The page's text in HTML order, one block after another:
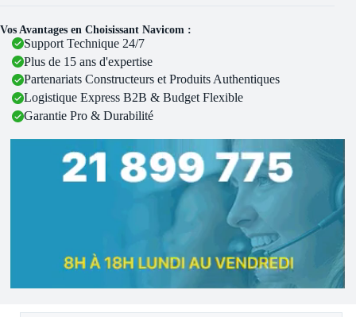
Vos Avantages en Choisissant Navicom :
Support Technique 24/7
Plus de 15 ans d'expertise
Partenariats Constructeurs et Produits Authentiques
Logistique Express B2B & Budget Flexible
Garantie Pro & Durabilité